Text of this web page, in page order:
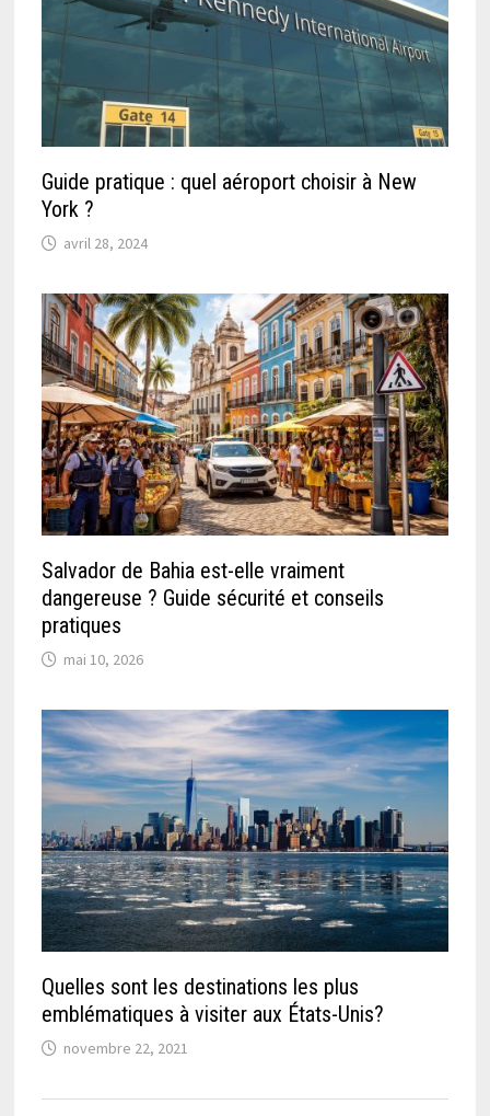
Guide pratique : quel aéroport choisir à New
York ?
avril 28, 2024
Salvador de Bahia est-elle vraiment
dangereuse ? Guide sécurité et conseils
pratiques
mai 10, 2026
Quelles sont les destinations les plus
emblématiques à visiter aux États-Unis?
novembre 22, 2021